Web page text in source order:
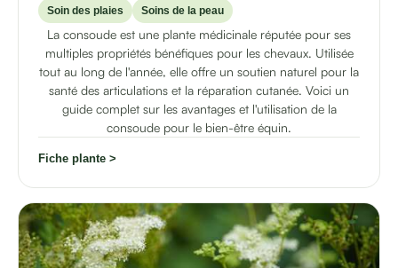
Soin des plaies Soins de la peau
La consoude est une plante médicinale réputée pour ses
multiples propriétés bénéfiques pour les chevaux. Utilisée
tout au long de l'année, elle offre un soutien naturel pour la
santé des articulations et la réparation cutanée. Voici un
guide complet sur les avantages et l'utilisation de la
consoude pour le bien-être équin.
Fiche plante >